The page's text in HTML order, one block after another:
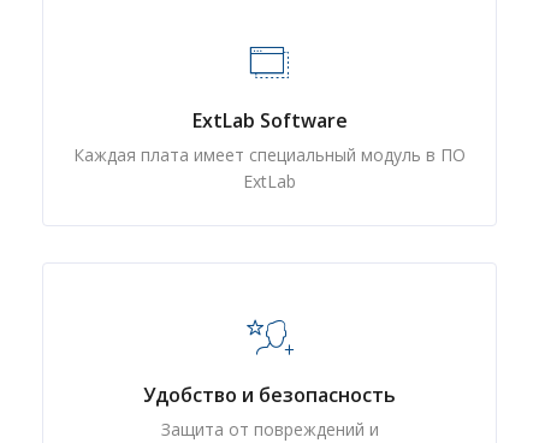
ExtLab Software
Каждая плата имеет специальный модуль в ПО
ExtLab
Удобство и безопасность
Защита от повреждений и